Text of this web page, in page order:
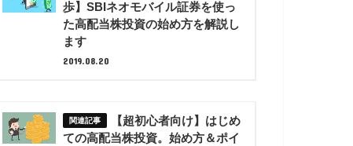
歩】SBIネオモバイル証券を使っ
た高配当株投資の始め方を解説し
ます
2019.08.20
【超初心者向け】はじめ
ての高配当株投資。始め方＆ポイ